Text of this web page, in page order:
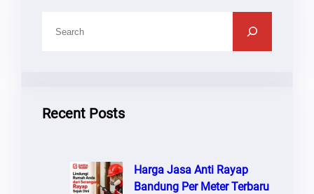
Recent Posts
Harga Jasa Anti Rayap
Bandung Per Meter Terbaru